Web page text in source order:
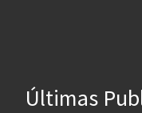
Últimas